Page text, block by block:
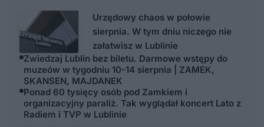
Urzędowy chaos w połowie
sierpnia. W tym dniu niczego nie
załatwisz w Lublinie
Zwiedzaj Lublin bez biletu. Darmowe wstępy do
muzeów w tygodniu 10-14 sierpnia | ZAMEK,
SKANSEN, MAJDANEK
Ponad 60 tysięcy osób pod Zamkiem i
organizacyjny paraliż. Tak wyglądał koncert Lato z
Radiem i TVP w Lublinie